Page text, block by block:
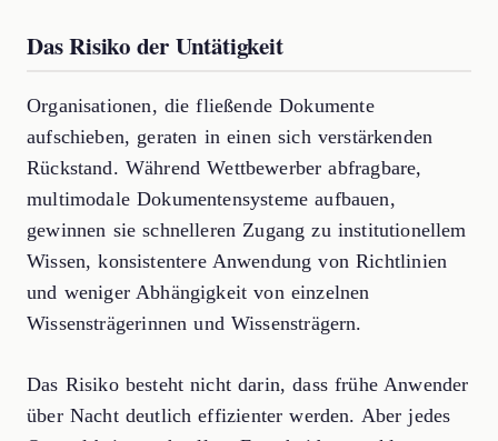
Das Risiko der Untätigkeit
Organisationen, die fließende Dokumente
aufschieben, geraten in einen sich verstärkenden
Rückstand. Während Wettbewerber abfragbare,
multimodale Dokumentensysteme aufbauen,
gewinnen sie schnelleren Zugang zu institutionellem
Wissen, konsistentere Anwendung von Richtlinien
und weniger Abhängigkeit von einzelnen
Wissensträgerinnen und Wissensträgern.
Das Risiko besteht nicht darin, dass frühe Anwender
über Nacht deutlich effizienter werden. Aber jedes